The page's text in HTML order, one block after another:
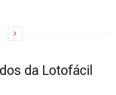
da Lotofácil